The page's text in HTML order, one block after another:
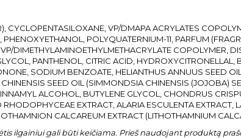
CYCLOPENTASILOXANE, VP/DMAPA ACRYLATES
PHENOXYETHANOL, POLYQUATERNIUM-11, PARFUM
DIMETHYLAMINOETHYLMETHACRYLATE COPOLYMER,
PANTHENOL, CITRIC ACID,
SODIUM BENZOATE, HELIANTHUS ANNUUS SEED
SEED OIL (SIMMONDSIA CHINENSIS (JOJOBA)
ALCOHOL, BUTYLENE GLYCOL, CHONDRUS
EXTRACT, ALARIA ESCULENTA EXTRACT,
CALCAREUM EXTRACT (LITHOTHAMNIUM
ilgainiui gali būti keičiama. Prieš naudojant produktą